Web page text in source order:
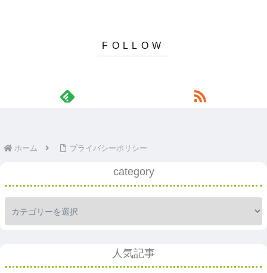
ホーム プライバシーポリシー
category
人気記事